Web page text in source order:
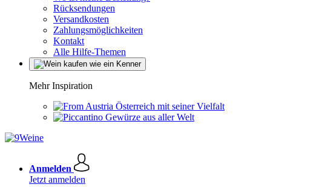
Rücksendungen
Versandkosten
Zahlungsmöglichkeiten
Kontakt
Alle Hilfe-Themen
Mehr Inspiration
Österreich mit seiner Vielfalt
Gewürze aus aller Welt
Anmelden
Jetzt anmelden